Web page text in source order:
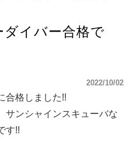
イバー合格で
2022/10/02
合格しました!!
サンシャインスキューバな
す!!